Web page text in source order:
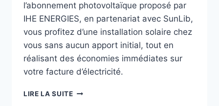
l’abonnement photovoltaïque proposé par
IHE ENERGIES, en partenariat avec SunLib,
vous profitez d’une installation solaire chez
vous sans aucun apport initial, tout en
réalisant des économies immédiates sur
votre facture d’électricité.
LIRE LA SUITE L’ABONNEMENT